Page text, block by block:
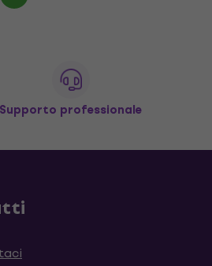
Supporto professionale